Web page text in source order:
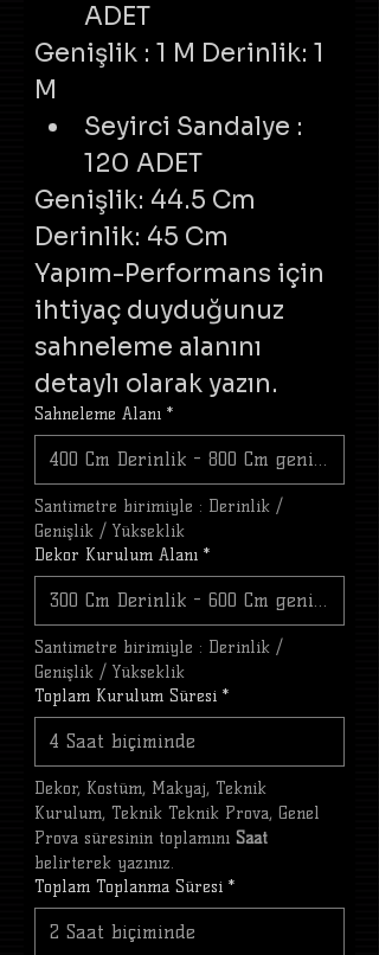
ADET
Genişlik : 1 M Derinlik: 1
M
Seyirci Sandalye :
120 ADET
Genişlik: 44.5 Cm
Derinlik: 45 Cm
Yapım-Performans için
ihtiyaç duyduğunuz
sahneleme alanını
detaylı olarak yazın.
Sahneleme Alanı *
Santimetre birimiyle : Derinlik /
Genişlik / Yükseklik
Dekor Kurulum Alanı *
Santimetre birimiyle : Derinlik /
Genişlik / Yükseklik
Toplam Kurulum Süresi *
Dekor, Kostüm, Makyaj, Teknik
Kurulum, Teknik Teknik Prova, Genel
Prova süresinin toplamını Saat
belirterek yazınız.
Toplam Toplanma Süresi *